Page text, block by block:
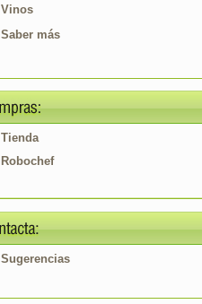
Vinos
Saber más
Tienda
Robochef
Sugerencias